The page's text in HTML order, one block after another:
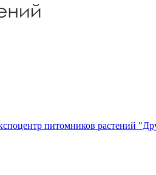
питомников растений